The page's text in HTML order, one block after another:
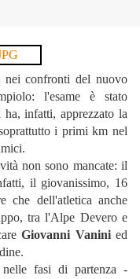
nei confronti del nuovo
l'esame è stato
infatti, apprezzato la
i primi km nel
non sono mancate: il
il giovanissimo, 16
che dell'atletica anche
tra l'Alpe Devero e
Giovanni Vaninied
nelle fasi di partenza -